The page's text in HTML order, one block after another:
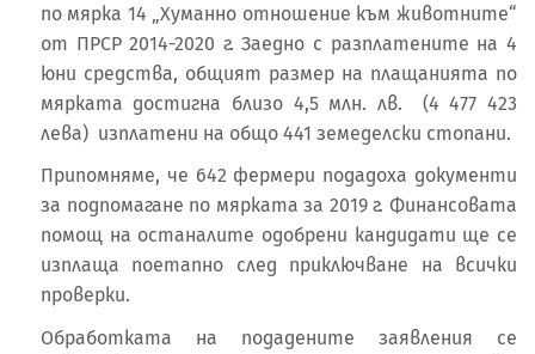
по мярка 14 „Хуманно отношение към животните“
от ПРСР 2014-2020 г. Заедно с разплатените на 4
юни средства, общият размер на плащанията по
мярката достигна близо 4,5 млн. лв. (4 477 423
лева) изплатени на общо 441 земеделски стопани.
Припомняме, че 642 фермери подадоха документи
за подпомагане по мярката за 2019 г. Финансовата
помощ на останалите одобрени кандидати ще се
изплаща поетапно след приключване на всички
проверки.
Обработката на подадените заявления се